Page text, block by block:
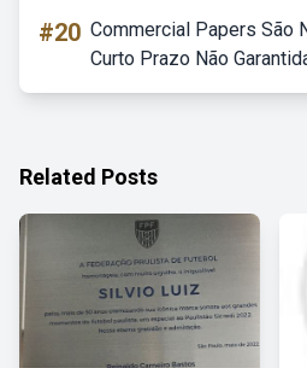
#20 Commercial Papers São
Curto Prazo Não
Related Posts